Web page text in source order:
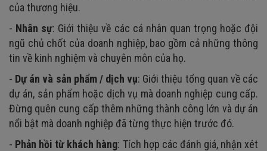
của thương hiệu.
- Nhân sự: Giới thiệu về các cá nhân quan trọng hoặc đội
ngũ chủ chốt của doanh nghiệp, bao gồm cả những thông
tin về kinh nghiệm và chuyên môn của họ.
- Dự án và sản phẩm / dịch vụ: Giới thiệu tổng quan về các
dự án, sản phẩm hoặc dịch vụ mà doanh nghiệp cung cấp.
Đừng quên cung cấp thêm những thành công lớn và dự án
nổi bật mà doanh nghiệp đã từng thực hiện trước đó.
- Phản hồi từ khách hàng: Tích hợp các đánh giá, nhận xét